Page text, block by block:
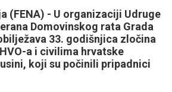
(FENA) - U organizaciji Udruge
Domovinskog rata Grada
33. godišnjica zločina
a i civilima hrvatske
koji su počinili pripadnici